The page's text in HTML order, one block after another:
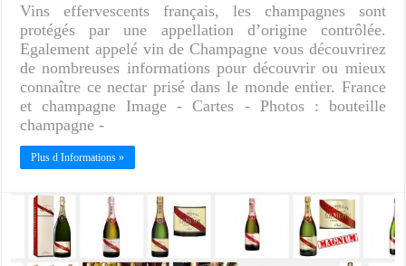
Vins effervescents français, les champagnes sont
protégés par une appellation d’origine contrôlée.
Egalement appelé vin de Champagne vous découvrirez
de nombreuses informations pour découvrir ou mieux
connaître ce nectar prisé dans le monde entier. France
et champagne Image - Cartes - Photos : bouteille
champagne -
Plus d Informations »